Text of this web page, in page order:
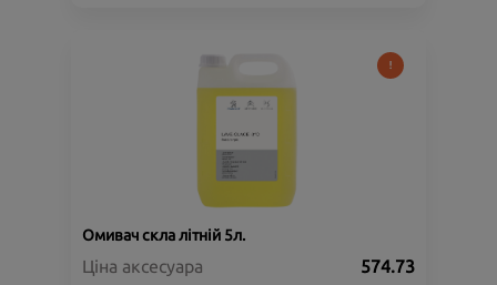
Омивач скла літній 5л.
Ціна аксесуара 574.73